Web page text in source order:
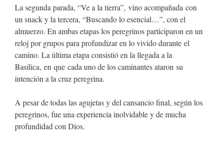
La segunda parada, “Ve a la tierra”, vino acompañada con
un snack y la tercera, “Buscando lo esencial…”, con el
almuerzo. En ambas etapas los peregrinos participaron en un
reloj por grupos para profundizar en lo vivido durante el
camino. La última etapa consistió en la llegada a la
Basílica, en que cada uno de los caminantes ataron su
intención a la cruz peregrina.
A pesar de todas las agujetas y del cansancio final, según los
peregrinos, fue una experiencia inolvidable y de mucha
profundidad con Dios.